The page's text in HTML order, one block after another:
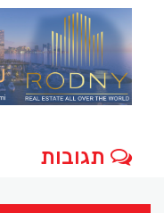
תגובות